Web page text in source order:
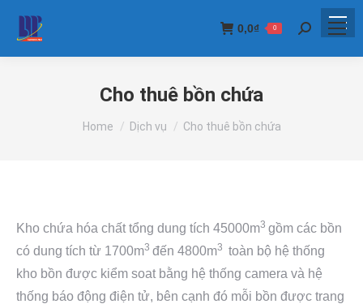
0,0₫ 0 Search:
Cho thuê bồn chứa
You are here:
Home Dịch vụ Cho thuê bồn chứa
Kho chứa hóa chất tổng dung tích 45000m3 gồm các bồn
có dung tích từ 1700m3 đến 4800m3 toàn bộ hệ thống
kho bồn được kiểm soat bằng hệ thống camera và hệ
thống báo động điện tử, bên cạnh đó mỗi bồn được trang